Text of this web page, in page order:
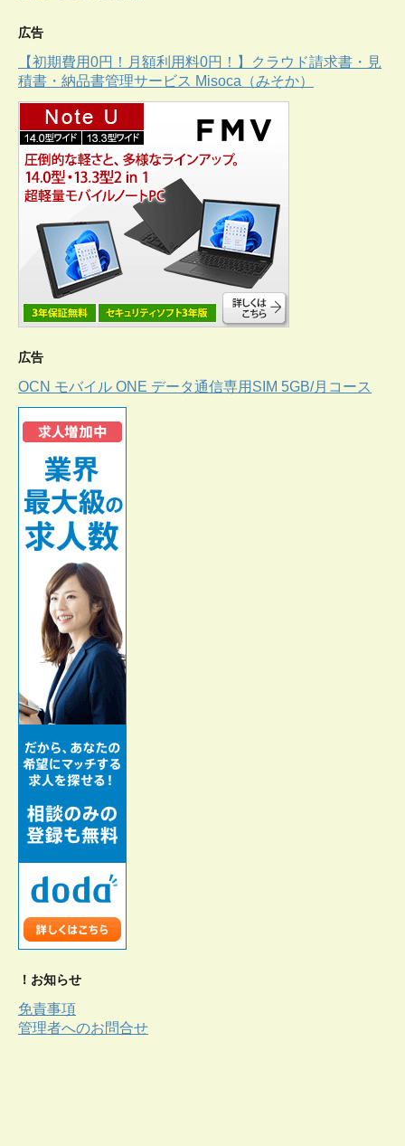
広告
【初期費用0円！月額利用料0円！】クラウド請求書・見
積書・納品書管理サービス Misoca（みそか）
広告
OCN モバイル ONE データ通信専用SIM 5GB/月コース
！お知らせ
免責事項
管理者へのお問合せ